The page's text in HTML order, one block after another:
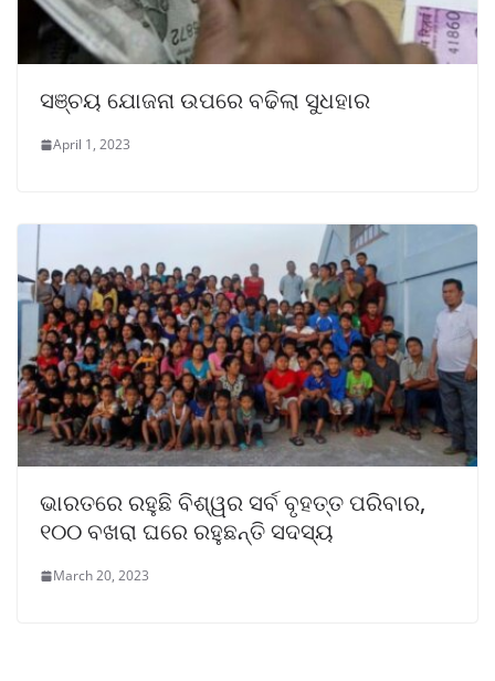
ସଞ୍ଚୟ ଯୋଜନା ଉପରେ ବଢିଲା ସୁଧହାର
April 1, 2023
ଭାରତରେ ରହୁଛି ବିଶ୍ୱର ସର୍ବ ବୃହତ୍ତ ପରିବାର,
୧୦୦ ବଖରା ଘରେ ରହୁଛନ୍ତି ସଦସ୍ୟ
March 20, 2023